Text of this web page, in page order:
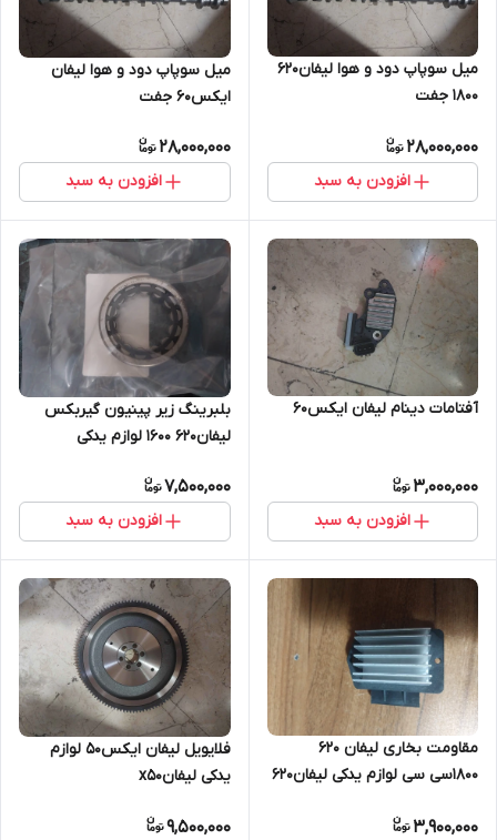
میل سوپاپ دود و هوا لیفان۶۲۰
۱۸۰۰ جفت
28,000,000
افزودن به سبد
میل سوپاپ دود و هوا لیفان
ایکس۶۰ جفت
28,000,000
افزودن به سبد
آفتامات دینام لیفان ایکس۶۰
3,000,000
افزودن به سبد
بلبرینگ زیر پینیون گیربکس
لیفان۶۲۰ ۱۶۰۰ لوازم یدکی
7,500,000
افزودن به سبد
مقاومت بخاری لیفان ۶۲۰
۱۸۰۰سی سی لوازم یدکی لیفان۶۲۰
3,900,000
فلایویل لیفان ایکس۵۰ لوازم
یدکی لیفانx50
9,500,000